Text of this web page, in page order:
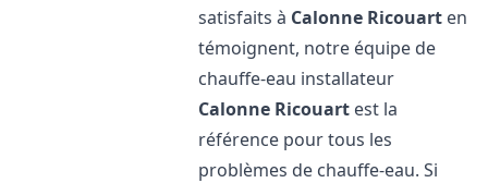
satisfaits à Calonne Ricouart en
témoignent, notre équipe de
chauffe-eau installateur
Calonne Ricouart est la
référence pour tous les
problèmes de chauffe-eau. Si